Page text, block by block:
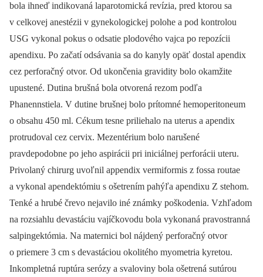
bola ihneď indikovaná laparotomická revízia, pred ktorou sa
v celkovej anestézii v gynekologickej polohe a pod kontrolou
USG vykonal pokus o odsatie plodového vajca po repozícii
apendixu. Po začatí odsávania sa do kanyly opäť dostal apendix
cez perforačný otvor. Od ukončenia gravidity bolo okamžite
upustené. Dutina brušná bola otvorená rezom podľa
Phanennstiela. V dutine brušnej bolo prítomné hemoperitoneum
o obsahu 450 ml. Cékum tesne priliehalo na uterus a apendix
protrudoval cez cervix. Mezentérium bolo narušené
pravdepodobne po jeho aspirácii pri iniciálnej perforácii uteru.
Privolaný chirurg uvoľnil appendix vermiformis z fossa routae
a vykonal apendektómiu s ošetrením pahýľa apendixu Z stehom.
Tenké a hrubé črevo nejavilo iné známky poškodenia. Vzhľadom
na rozsiahlu devastáciu vajíčkovodu bola vykonaná pravostranná
salpingektómia. Na maternici bol nájdený perforačný otvor
o priemere 3 cm s devastáciou okolitého myometria kyretou.
Inkompletná ruptúra serózy a svaloviny bola ošetrená sutúrou